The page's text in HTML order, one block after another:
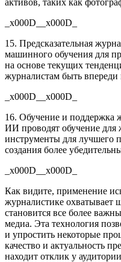
_x000D__x000D_
15. Предсказательная
машинного обучения для
на основе текущих
журналистам быть впереди
_x000D__x000D_
16. Обучение и поддержка
ИИ проводят обучение для
инструменты для лучшего
создания более
_x000D__x000D_
Как видите, применение
журналистике охватывает
становится все более
медиа. Эта технология
и упростить некоторые
качество и актуальность
находит отклик у